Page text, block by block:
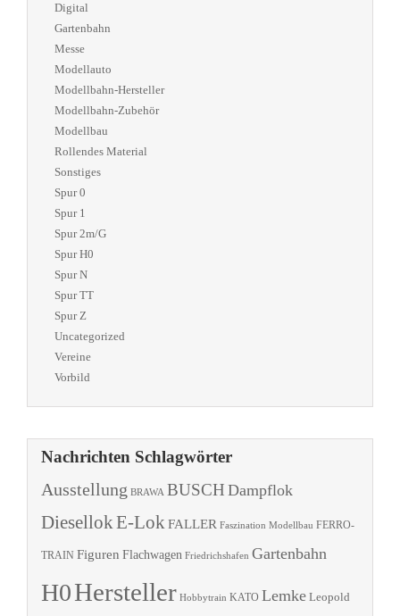
Digital
Gartenbahn
Messe
Modellauto
Modellbahn-Hersteller
Modellbahn-Zubehör
Modellbau
Rollendes Material
Sonstiges
Spur 0
Spur 1
Spur 2m/G
Spur H0
Spur N
Spur TT
Spur Z
Uncategorized
Vereine
Vorbild
Nachrichten Schlagwörter
Ausstellung BRAWA BUSCH Dampflok
DiesellokE-LokFALLER Faszination Modellbau FERRO-
TRAIN Figuren Flachwagen Friedrichshafen Gartenbahn
H0Hersteller Hobbytrain KATO Lemke Leopold